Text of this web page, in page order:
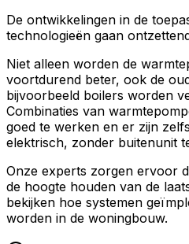
De ontwikkelingen in de
technologieën gaan
Niet alleen worden de
voortdurend beter, ook de
bijvoorbeeld boilers worden
Combinaties van
goed te werken en er zijn
elektrisch, zonder buitenunit
Onze experts zorgen ervoor
de hoogte houden van de
bekijken hoe systemen
worden in de woningbouw.